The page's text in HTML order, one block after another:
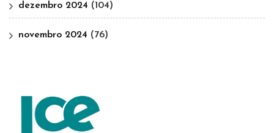
dezembro 2024 (104)
novembro 2024 (76)